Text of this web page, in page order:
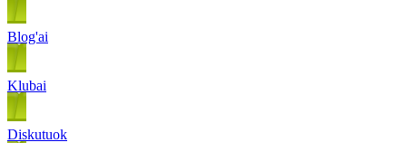
Blog'ai
Klubai
Diskutuok